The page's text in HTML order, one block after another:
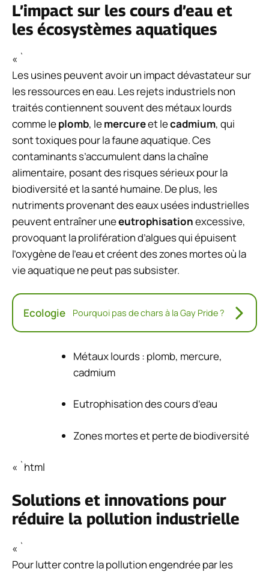
L’impact sur les cours d’eau et
les écosystèmes aquatiques
« `
Les usines peuvent avoir un impact dévastateur sur
les ressources en eau. Les rejets industriels non
traités contiennent souvent des métaux lourds
comme leplomb, lemercureet lecadmium, qui
sont toxiques pour la faune aquatique. Ces
contaminants s’accumulent dans la chaîne
alimentaire, posant des risques sérieux pour la
biodiversité et la santé humaine. De plus, les
nutriments provenant des eaux usées industrielles
peuvent entraîner uneeutrophisationexcessive,
provoquant la prolifération d’algues qui épuisent
l’oxygène de l’eau et créent des zones mortes où la
vie aquatique ne peut pas subsister.
Ecologie Pourquoi pas de chars à la Gay Pride ?
Métaux lourds : plomb, mercure,
cadmium
Eutrophisation des cours d’eau
Zones mortes et perte de biodiversité
« `html
Solutions et innovations pour
réduire la pollution industrielle
« `
Pour lutter contre la pollution engendrée par les